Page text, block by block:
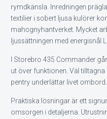
rymdkänsla. Inredningen
textilier i sobert ljusa kulörer
mahognyhantverket. Mycket
ljussättningen med energisnål
I Storebro 435 Commander
ut över funktionen. Väl
pentry underlättar livet ombord.
Praktiska lösningar är ett
omsorgen i detaljerna.